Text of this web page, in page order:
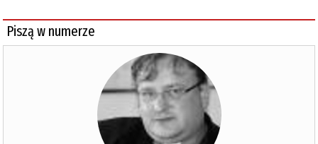
Piszą w numerze